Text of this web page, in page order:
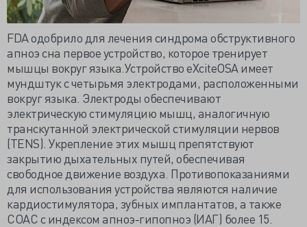
FDA одобрило для лечения синдрома обструктивного
апноэ сна первое устройство, которое тренирует
мышцы вокруг языка.Устройство eXciteOSA имеет
мундштук с четырьмя электродами, расположенными
вокруг языка. Электроды обеспечивают
электрическую стимуляцию мышц, аналогичную
транскутанной электрической стимуляции нервов
(TENS). Укрепление этих мышц препятствуют
закрытию дыхательных путей, обеспечивая
свободное движение воздуха. Противопоказаниями
для использования устройства являются наличие
кардиостимулятора, зубных имплантатов, а также
СОАС с индексом апноэ-гипопноэ (ИАГ) более 15.